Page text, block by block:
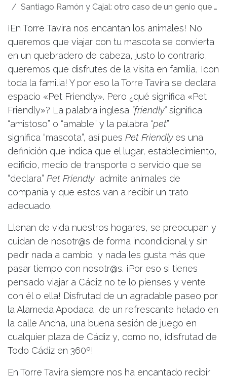
Santiago Ramón y Cajal: otro caso de un genio que sucumbió a la magia de las Cámaras Oscuras
¡En Torre Tavira nos encantan los animales! No
queremos que viajar con tu mascota se convierta
en un quebradero de cabeza, justo lo contrario,
queremos que disfrutes de la visita en familia, ¡con
toda la familia! Y por eso la Torre Tavira se declara
espacio «Pet Friendly». Pero ¿qué significa «Pet
Friendly»? La palabra inglesa “friendly”significa
“amistoso” o “amable” y la palabra “pet”
significa “mascota”, así pues Pet Friendly es una
definición que indica que el lugar, establecimiento,
edificio, medio de transporte o servicio que se
“declara” Pet Friendlyadmite animales de
compañía y que estos van a recibir un trato
adecuado.
Llenan de vida nuestros hogares, se preocupan y
cuidan de nosotr@s de forma incondicional y sin
pedir nada a cambio, y nada les gusta más que
pasar tiempo con nosotr@s. ¡Por eso si tienes
pensado viajar a Cádiz no te lo pienses y vente
con él o ella! Disfrutad de un agradable paseo por
la Alameda Apodaca, de un refrescante helado en
la calle Ancha, una buena sesión de juego en
cualquier plaza de Cádiz y, como no, ¡disfrutad de
Todo Cádiz en 360º!
En Torre Tavira siempre nos ha encantado recibir